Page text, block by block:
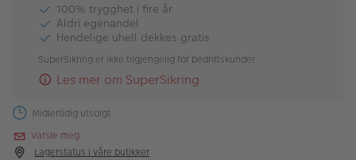
100% trygghet i fire år
Aldri egenandel
Hendelige uhell dekkes gratis
SuperSikring er ikke tilgjengelig for bedriftskunder.
Les mer om SuperSikring
Midlertidig utsolgt
Varsle meg
Lagerstatus i våre butikker